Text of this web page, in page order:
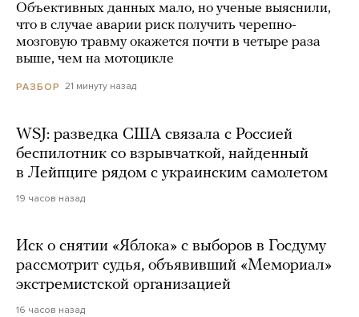
Объективных данных мало, но ученые выяснили,
что в случае аварии риск получить черепно-
мозговую травму окажется почти в четыре раза
выше, чем на мотоцикле
РАЗБОР 21 минуту назад
WSJ: разведка США связала с Россией
беспилотник со взрывчаткой, найденный
в Лейпциге рядом с украинским самолетом
19 часов назад
Иск о снятии «Яблока» с выборов в Госдуму
рассмотрит судья, объявивший «Мемориал»
экстремистской организацией
16 часов назад